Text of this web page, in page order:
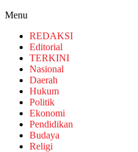
Menu
REDAKSI
Editorial
TERKINI
Nasional
Daerah
Hukum
Politik
Ekonomi
Pendidikan
Budaya
Religi